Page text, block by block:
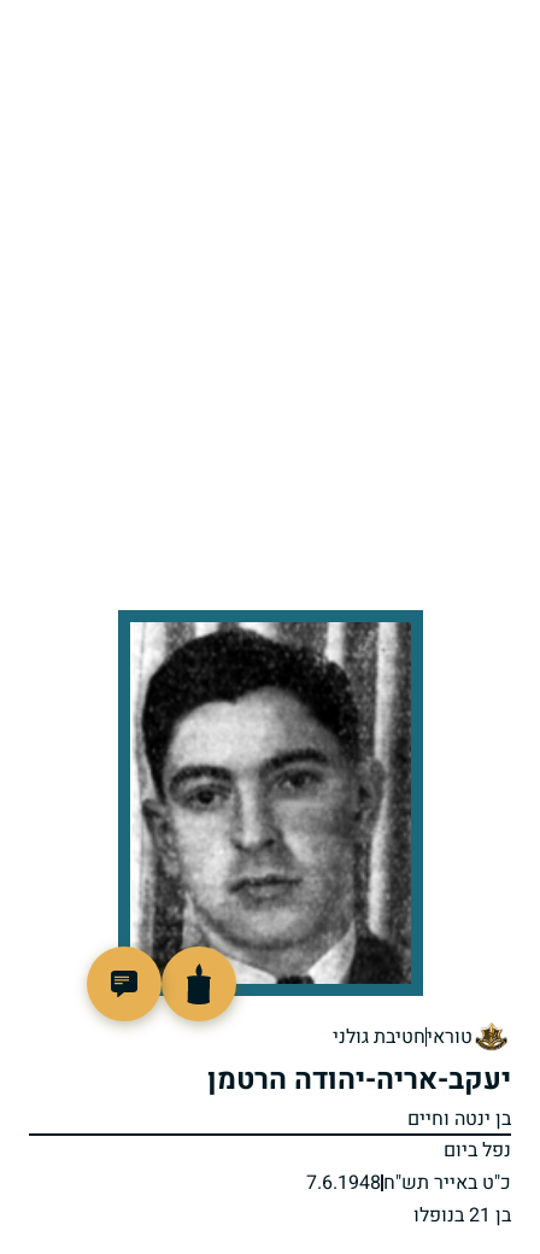
טוראיחטיבת גולני
יעקב-אריה-יהודה הרטמן
בן ינטה וחיים
נפל ביום
כ"ט באייר תש"ח7.6.1948
בן 21 בנופלו